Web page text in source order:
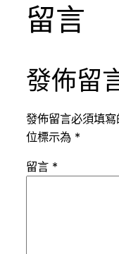
留言
發佈留
發佈留言必須填
位標示為 *
留言 *